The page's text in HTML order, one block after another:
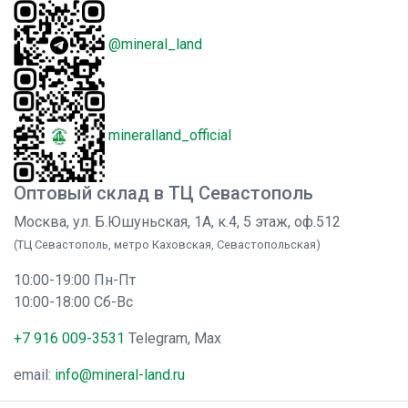
@mineral_land
mineralland_official
Оптовый склад в ТЦ Севастополь
Москва, ул. Б.Юшуньская, 1А, к.4, 5 этаж, оф.512
(ТЦ Севастополь, метро Каховская, Севастопольская)
10:00-19:00 Пн-Пт
10:00-18:00 Сб-Вс
+7 916 009-3531 Telegram, Max
email: info@mineral-land.ru